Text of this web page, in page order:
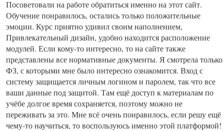
Посоветовали на работе обратиться именно на этот сайт.
Обучение понравилось, остались только положительные
эмоции. Курс приятно удивил своим наполнением,
Привлекательный дизайн, удобно находится расположение
модулей. Если кому-то интересно, то на сайте также
представлены все нормативные документы. Я смотрела только
ФЗ, с которыми мне было интересно ознакомится. Вход с
систему защищается личным логином и паролем, так что все
ваши данные под защитой. Там ещё доступ к материалам по
учёбе долгое время сохраняется, поэтому можно не
переживать за это. Мне всё очень понравилось, если решу ещё
чему-то научиться, то воспользуюсь именно этой платформой!